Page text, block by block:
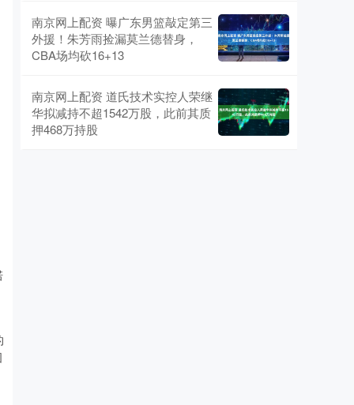
南京网上配资 曝广东男篮敲定第三
外援！朱芳雨捡漏莫兰德替身，
CBA场均砍16+13
南京网上配资 道氏技术实控人荣继
华拟减持不超1542万股，此前其质
押468万持股